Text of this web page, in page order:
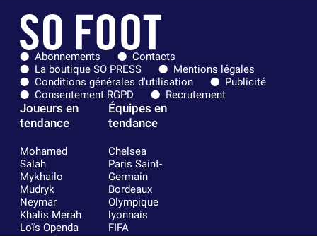
Abonnements
Contacts
La boutique SO PRESS
Mentions légales
Conditions générales d'utilisation
Publicité
Consentement RGPD
Recrutement
Joueurs en
tendance
Mohamed
Salah
Mykhailo
Mudryk
Neymar
Khalis Merah
Loïs Openda
Équipes en
tendance
Chelsea
Paris Saint-
Germain
Bordeaux
Olympique
lyonnais
FIFA